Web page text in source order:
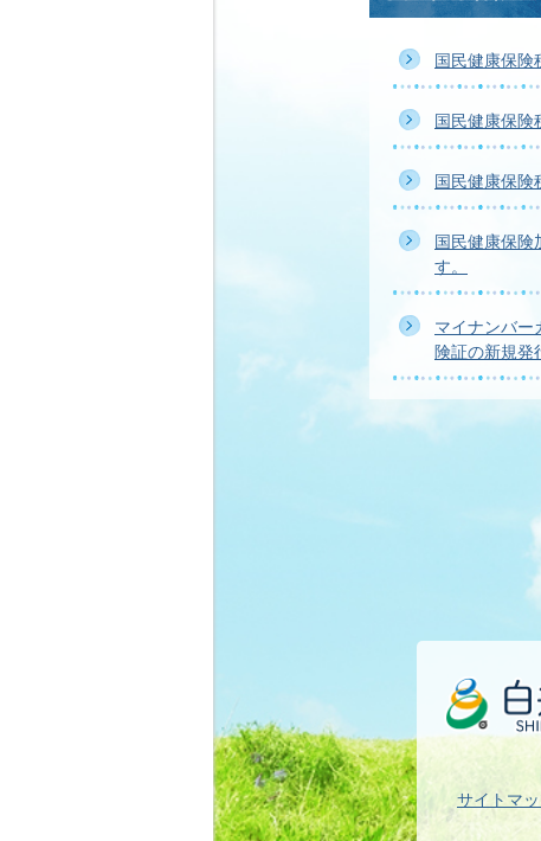
国民健康保険
国民健康保険
国民健康保険
国民健康保険
す。
マイナンバー
険証の新規発
サイトマ